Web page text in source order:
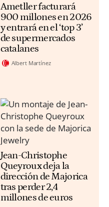
Ametller facturará
900 millones en 2026
y entrará en el ‘top 3’
de supermercados
catalanes
Albert Martínez
Jean-Christophe
Queyroux deja la
dirección de Majorica
tras perder 2,4
millones de euros